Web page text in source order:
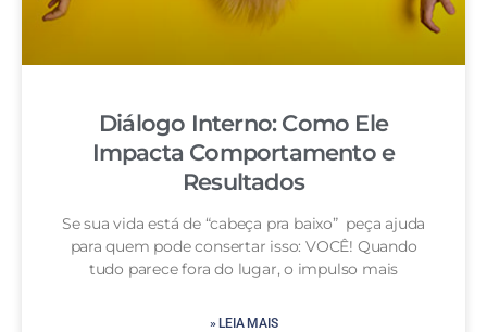
Diálogo Interno: Como Ele
Impacta Comportamento e
Resultados
Se sua vida está de “cabeça pra baixo” peça ajuda
para quem pode consertar isso: VOCÊ! Quando
tudo parece fora do lugar, o impulso mais
» LEIA MAIS